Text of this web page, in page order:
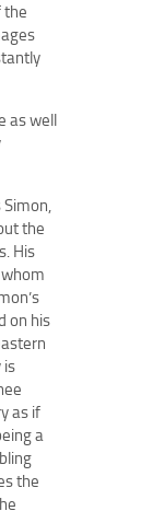
the
as well
the
His
on his
is
as if
a
the